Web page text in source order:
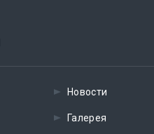
Новости
Галерея